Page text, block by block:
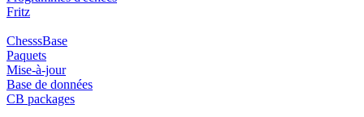
Fritz
ChesssBase
Paquets
Mise-à-jour
Base de données
CB packages